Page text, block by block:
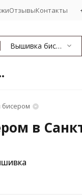
ОтзывыКонтакты
Вышивка бисером
в